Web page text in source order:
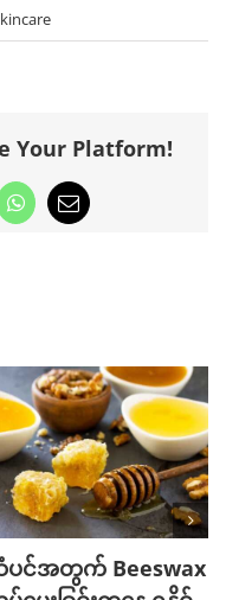
Your Platform!
WhatsApp
Email
င်အတွက် Beeswax